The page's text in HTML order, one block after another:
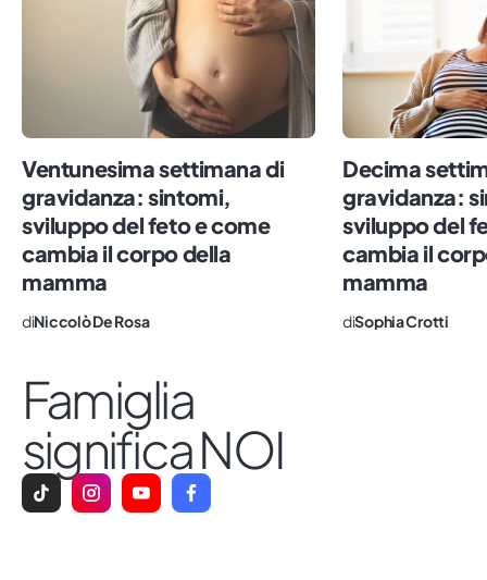
Ventunesima settimana di
gravidanza: sintomi,
sviluppo del feto e come
cambia il corpo della
mamma
diNiccolò De Rosa
Decima
gravidanza:
sviluppo del
cambia il
mamma
diSophia Crotti
Famiglia
significa NOI